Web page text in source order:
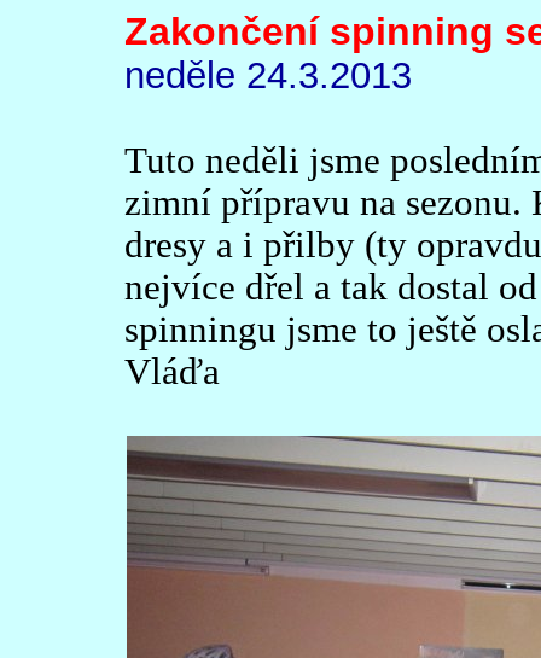
Zakončení spinning
neděle 24.3.2013
Tuto neděli jsme
zimní přípravu na
dresy a i přilby (ty
nejvíce dřel a tak dostal
spinningu jsme to ještě
Vláďa